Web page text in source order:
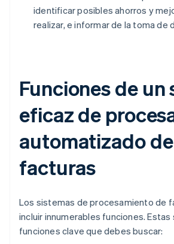
identificar posibles ahorros y
realizar, e informar de la toma de
Funciones de un
eficaz de
automatizado de
facturas
Los sistemas de procesamiento de
incluir innumerables funciones. Estas
funciones clave que debes buscar: